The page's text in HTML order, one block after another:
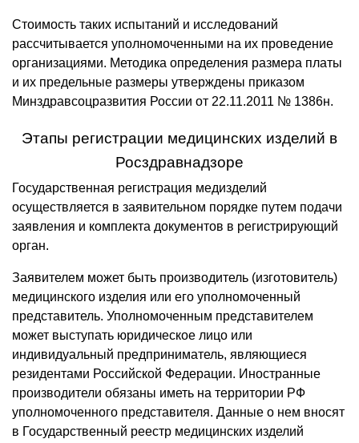
Стоимость таких испытаний и исследований
рассчитывается уполномоченными на их проведение
организациями. Методика определения размера платы
и их предельные размеры утверждены приказом
Минздравсоцразвития России от 22.11.2011 № 1386н.
Этапы регистрации медицинских изделий в
Росздравнадзоре
Государственная регистрация медизделий
осуществляется в заявительном порядке путем подачи
заявления и комплекта документов в регистрирующий
орган.
Заявителем может быть производитель (изготовитель)
медицинского изделия или его уполномоченный
представитель. Уполномоченным представителем
может выступать юридическое лицо или
индивидуальный предприниматель, являющиеся
резидентами Российской Федерации. Иностранные
производители обязаны иметь на территории РФ
уполномоченного представителя. Данные о нем вносят
в Государственный реестр медицинских изделий